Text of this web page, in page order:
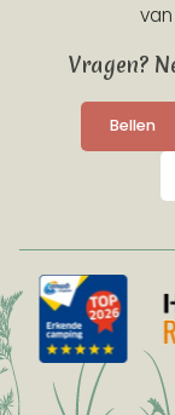
Vragen?
Bellen